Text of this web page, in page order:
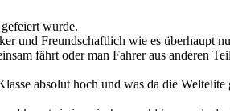
wurde.
und Freundschaftlich wie es überhaupt
fährt oder man Fahrer aus anderen
absolut hoch und was da die Weltelite